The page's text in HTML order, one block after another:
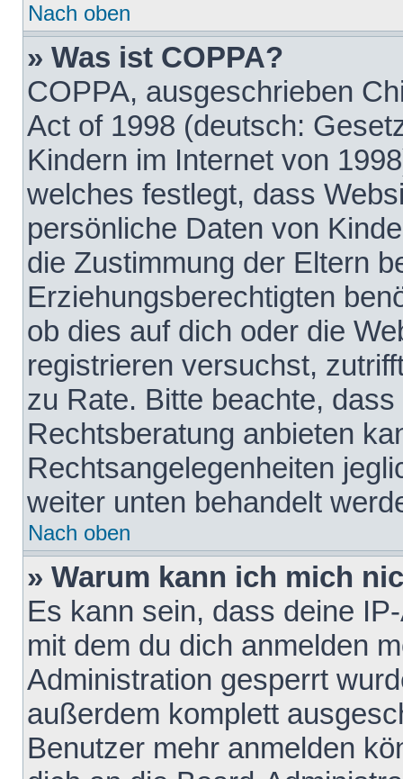
Nach oben
» Was ist COPPA?
COPPA, ausgeschrieben
Act of 1998 (deutsch:
Kindern im Internet von
welches festlegt, dass
persönliche Daten von
die Zustimmung der Eltern
Erziehungsberechtigten
ob dies auf dich oder die
registrieren versuchst,
zu Rate. Bitte beachte,
Rechtsberatung anbieten
Rechtsangelegenheiten
weiter unten behandelt
Nach oben
» Warum kann ich mich
Es kann sein, dass deine
mit dem du dich anmelden
Administration gesperrt
außerdem komplett
Benutzer mehr anmelden